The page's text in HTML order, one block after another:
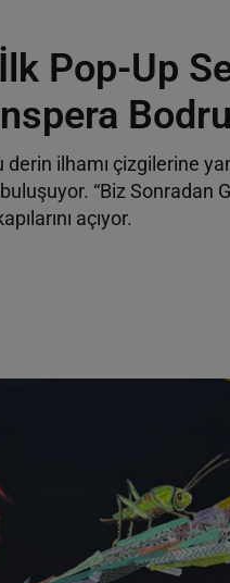
Pop-Up
ilhamı çizgilerine
“Biz Sonradan
açıyor.